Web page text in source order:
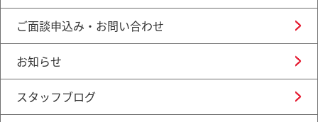
ご面談申込み・お問い合わせ
お知らせ
スタッフブログ